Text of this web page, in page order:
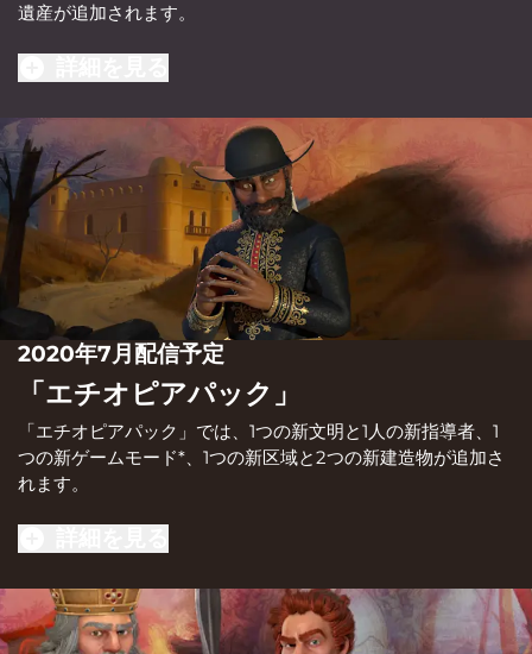
遺産が追加されます。
2020年7月配信予定
「エチオピアパック」
「エチオピアパック」では、1つの新文明と1人の新指導者、1
つの新ゲームモード*、1つの新区域と2つの新建造物が追加さ
れます。